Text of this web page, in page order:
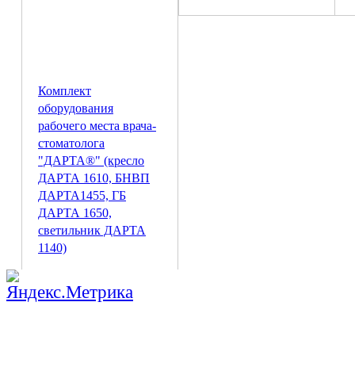
Комплект
оборудования
рабочего места врача-
стоматолога
"ДАРТА®" (кресло
ДАРТА 1610, БНВП
ДАРТА1455, ГБ
ДАРТА 1650,
светильник ДАРТА
1140)